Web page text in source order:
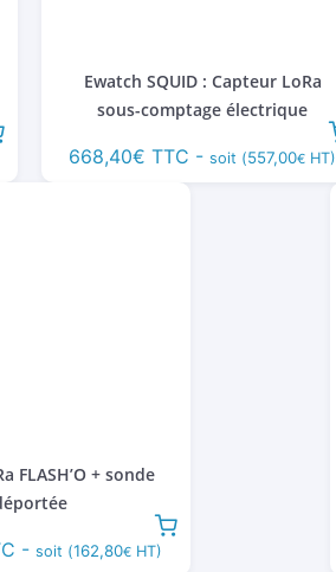
Ewatch SQUID : Capteur LoRa
sous-comptage électrique
668,40€ TTC -soit (557,00€ HT)
FLASH’O + sonde
- soit (162,80€HT)